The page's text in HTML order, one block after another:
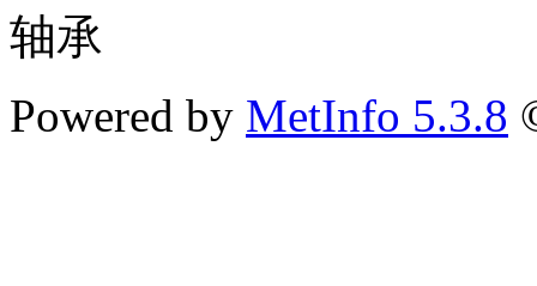
轴承
Powered by MetInfo 5.3.8